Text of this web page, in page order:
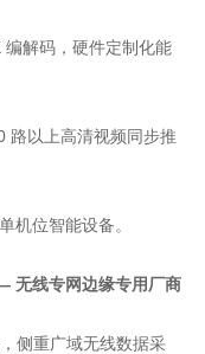
解码，硬件定制化能
路以上高清视频同步推
机位智能设备。
无线专网边缘专用厂商
侧重广域无线数据采